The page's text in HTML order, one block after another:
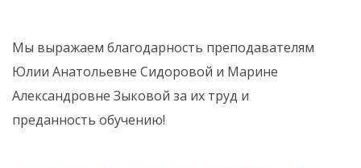
Мы выражаем благодарность преподавателям
Юлии Анатольевне Сидоровой и Марине
Александровне Зыковой за их труд и
преданность обучению!